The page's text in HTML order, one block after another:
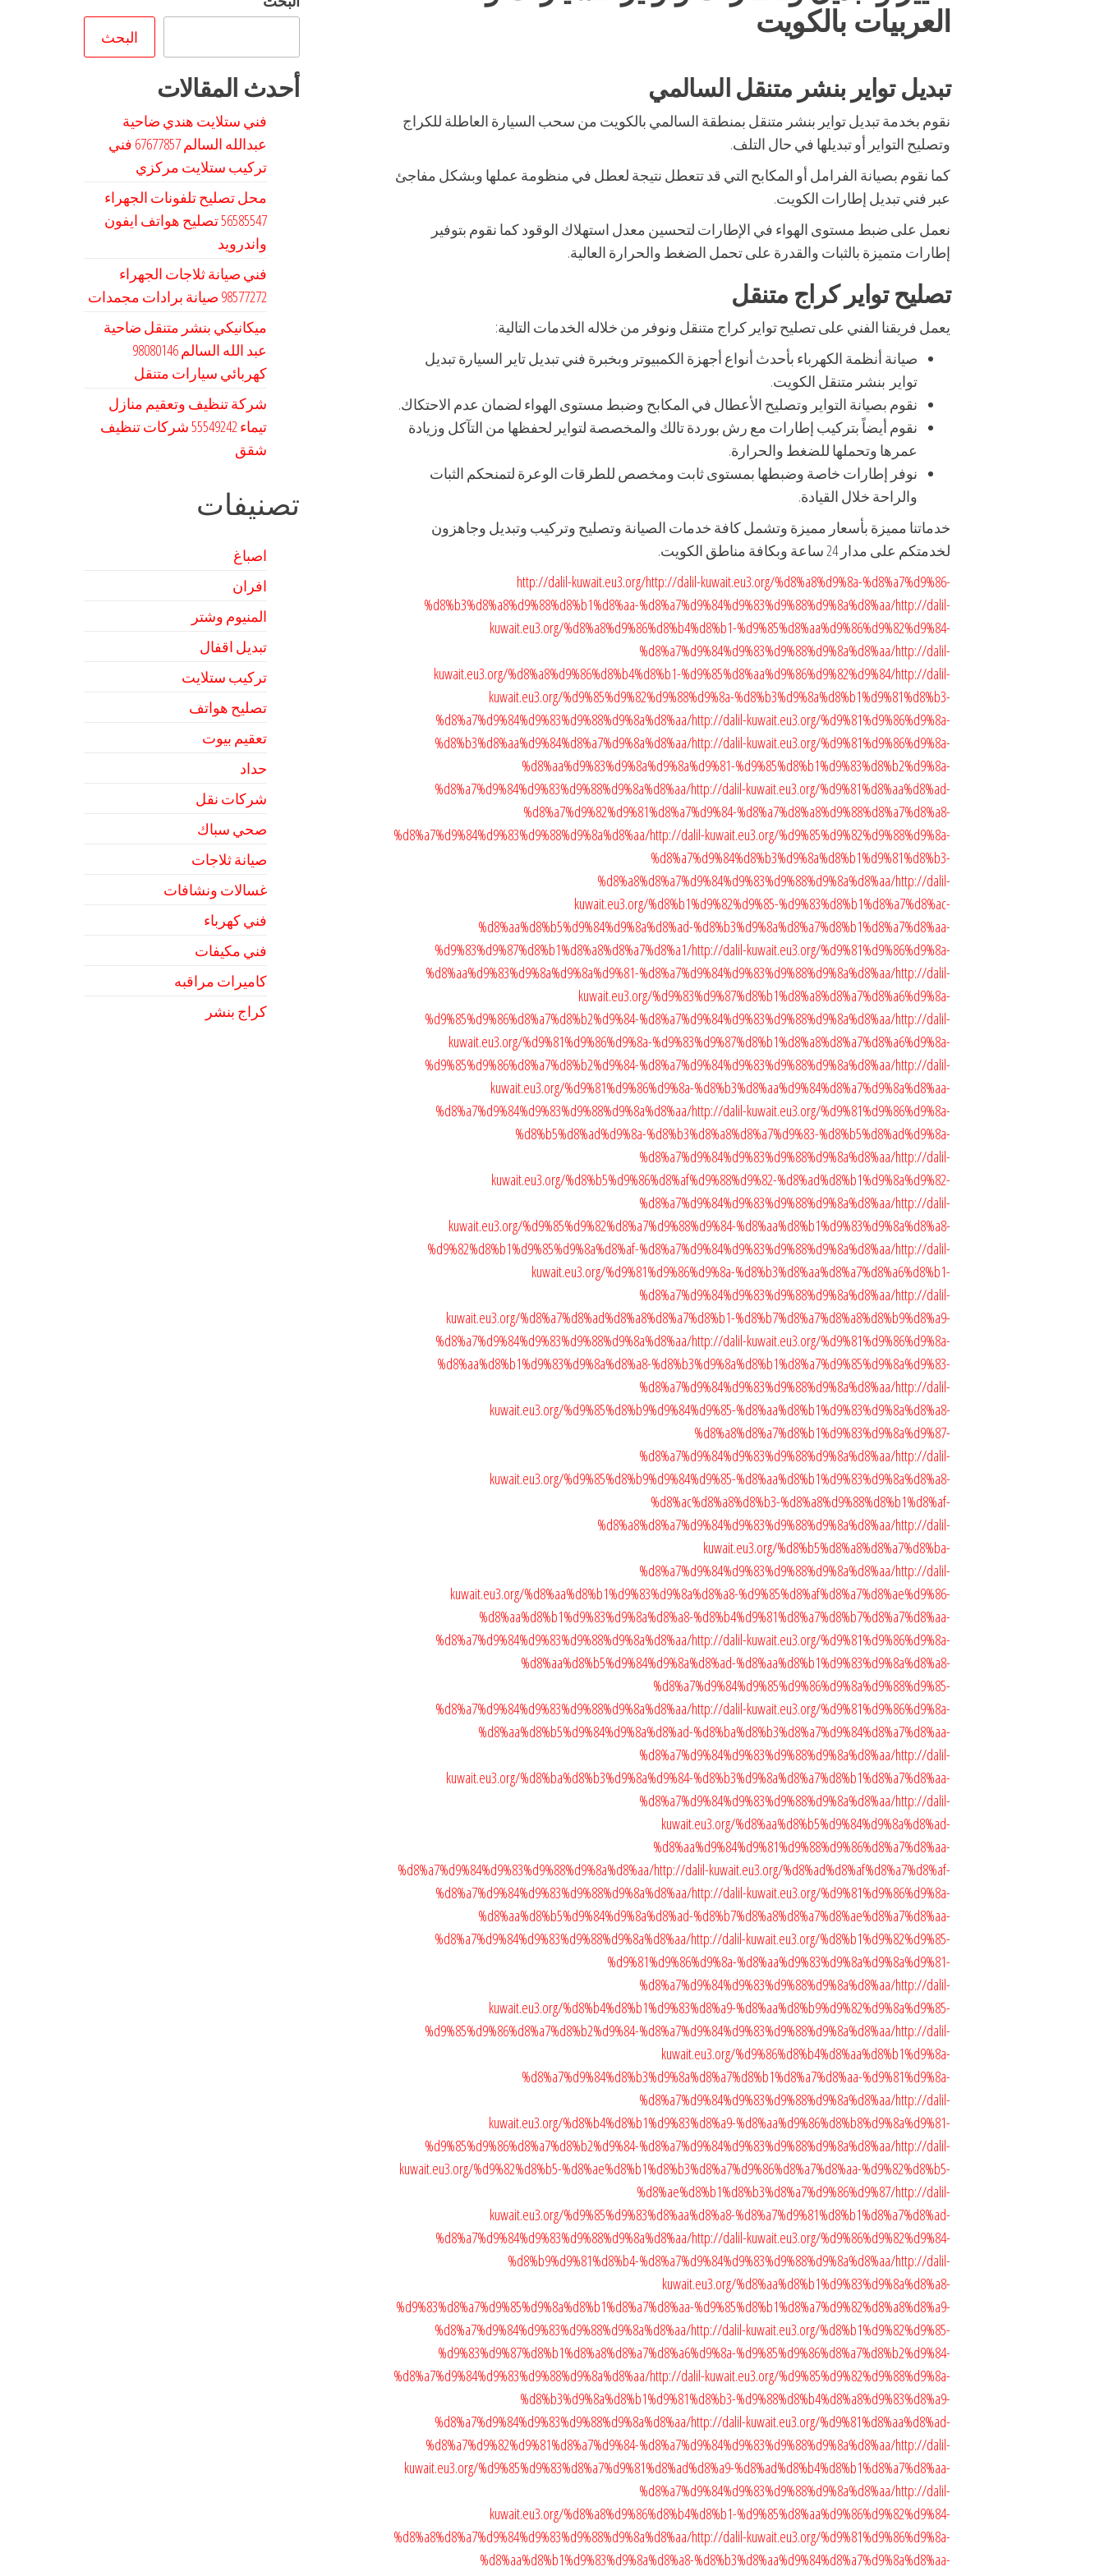
العربيات بالكويت
تبديل تواير بنشر متنقل السالمي
نقوم بخدمة تبديل تواير بنشر متنقل بمنطقة السالمي بالكويت من سحب السيارة العاطلة للكراج
وتصليح التواير أو تبديلها في حال التلف.
كما نقوم بصيانة الفرامل أو المكابح التي قد تتعطل نتيجة لعطل في منظومة عملها وبشكل مفاجئ
عبر فني تبديل إطارات الكويت.
نعمل على ضبط مستوى الهواء في الإطارات لتحسين معدل استهلاك الوقود كما نقوم بتوفير
إطارات متميزة بالثبات والقدرة على تحمل الضغط والحرارة العالية.
تصليح تواير كراج متنقل
يعمل فريقنا الفني على تصليح تواير كراج متنقل ونوفر من خلاله الخدمات التالية:
صيانة أنظمة الكهرباء بأحدث أنواع أجهزة الكمبيوتر وبخبرة فني تبديل تاير السيارة تبديل
تواير بنشر متنقل الكويت.
نقوم بصيانة التواير وتصليح الأعطال في المكابح وضبط مستوى الهواء لضمان عدم الاحتكاك.
نقوم أيضاً بتركيب إطارات مع رش بوردة تالك والمخصصة لتواير لحفظها من التآكل وزيادة
عمرها وتحملها للضغط والحرارة.
نوفر إطارات خاصة وضبطها بمستوى ثابت ومخصص للطرقات الوعرة لتمنحكم الثبات
والراحة خلال القيادة.
خدماتنا مميزة بأسعار مميزة وتشمل كافة خدمات الصيانة وتصليح وتركيب وتبديل وجاهزون
لخدمتكم على مدار 24 ساعة وبكافة مناطق الكويت.
http://dalil-kuwait.eu3.org/http://dalil-kuwait.eu3.org/%d8%a8%d9%8a-%d8%a7%d9%86-
%d8%b3%d8%a8%d9%88%d8%b1%d8%aa-%d8%a7%d9%84%d9%83%d9%88%d9%8a%d8%aa/http://dalil-
kuwait.eu3.org/%d8%a8%d9%86%d8%b4%d8%b1-%d9%85%d8%aa%d9%86%d9%82%d9%84-
%d8%a7%d9%84%d9%83%d9%88%d9%8a%d8%aa/http://dalil-
kuwait.eu3.org/%d8%a8%d9%86%d8%b4%d8%b1-%d9%85%d8%aa%d9%86%d9%82%d9%84/http://dalil-
kuwait.eu3.org/%d9%85%d9%82%d9%88%d9%8a-%d8%b3%d9%8a%d8%b1%d9%81%d8%b3-
%d8%a7%d9%84%d9%83%d9%88%d9%8a%d8%aa/http://dalil-kuwait.eu3.org/%d9%81%d9%86%d9%8a-
%d8%b3%d8%aa%d9%84%d8%a7%d9%8a%d8%aa/http://dalil-kuwait.eu3.org/%d9%81%d9%86%d9%8a-
%d8%aa%d9%83%d9%8a%d9%8a%d9%81-%d9%85%d8%b1%d9%83%d8%b2%d9%8a-
%d8%a7%d9%84%d9%83%d9%88%d9%8a%d8%aa/http://dalil-kuwait.eu3.org/%d9%81%d8%aa%d8%ad-
%d8%a7%d9%82%d9%81%d8%a7%d9%84-%d8%a7%d8%a8%d9%88%d8%a7%d8%a8-
%d8%a7%d9%84%d9%83%d9%88%d9%8a%d8%aa/http://dalil-kuwait.eu3.org/%d9%85%d9%82%d9%88%d9%8a-
%d8%a7%d9%84%d8%b3%d9%8a%d8%b1%d9%81%d8%b3-
%d8%a8%d8%a7%d9%84%d9%83%d9%88%d9%8a%d8%aa/http://dalil-
kuwait.eu3.org/%d8%b1%d9%82%d9%85-%d9%83%d8%b1%d8%a7%d8%ac-
%d8%aa%d8%b5%d9%84%d9%8a%d8%ad-%d8%b3%d9%8a%d8%a7%d8%b1%d8%a7%d8%aa-
%d9%83%d9%87%d8%b1%d8%a8%d8%a7%d8%a1/http://dalil-kuwait.eu3.org/%d9%81%d9%86%d9%8a-
%d8%aa%d9%83%d9%8a%d9%8a%d9%81-%d8%a7%d9%84%d9%83%d9%88%d9%8a%d8%aa/http://dalil-
kuwait.eu3.org/%d9%83%d9%87%d8%b1%d8%a8%d8%a7%d8%a6%d9%8a-
%d9%85%d9%86%d8%a7%d8%b2%d9%84-%d8%a7%d9%84%d9%83%d9%88%d9%8a%d8%aa/http://dalil-
kuwait.eu3.org/%d9%81%d9%86%d9%8a-%d9%83%d9%87%d8%b1%d8%a8%d8%a7%d8%a6%d9%8a-
%d9%85%d9%86%d8%a7%d8%b2%d9%84-%d8%a7%d9%84%d9%83%d9%88%d9%8a%d8%aa/http://dalil-
kuwait.eu3.org/%d9%81%d9%86%d9%8a-%d8%b3%d8%aa%d9%84%d8%a7%d9%8a%d8%aa-
%d8%a7%d9%84%d9%83%d9%88%d9%8a%d8%aa/http://dalil-kuwait.eu3.org/%d9%81%d9%86%d9%8a-
%d8%b5%d8%ad%d9%8a-%d8%b3%d8%a8%d8%a7%d9%83-%d8%b5%d8%ad%d9%8a-
%d8%a7%d9%84%d9%83%d9%88%d9%8a%d8%aa/http://dalil-
kuwait.eu3.org/%d8%b5%d9%86%d8%af%d9%88%d9%82-%d8%ad%d8%b1%d9%8a%d9%82-
%d8%a7%d9%84%d9%83%d9%88%d9%8a%d8%aa/http://dalil-
kuwait.eu3.org/%d9%85%d9%82%d8%a7%d9%88%d9%84-%d8%aa%d8%b1%d9%83%d9%8a%d8%a8-
%d9%82%d8%b1%d9%85%d9%8a%d8%af-%d8%a7%d9%84%d9%83%d9%88%d9%8a%d8%aa/http://dalil-
kuwait.eu3.org/%d9%81%d9%86%d9%8a-%d8%b3%d8%aa%d8%a7%d8%a6%d8%b1-
%d8%a7%d9%84%d9%83%d9%88%d9%8a%d8%aa/http://dalil-
kuwait.eu3.org/%d8%a7%d8%ad%d8%a8%d8%a7%d8%b1-%d8%b7%d8%a7%d8%a8%d8%b9%d8%a9-
%d8%a7%d9%84%d9%83%d9%88%d9%8a%d8%aa/http://dalil-kuwait.eu3.org/%d9%81%d9%86%d9%8a-
%d8%aa%d8%b1%d9%83%d9%8a%d8%a8-%d8%b3%d9%8a%d8%b1%d8%a7%d9%85%d9%8a%d9%83-
%d8%a7%d9%84%d9%83%d9%88%d9%8a%d8%aa/http://dalil-
kuwait.eu3.org/%d9%85%d8%b9%d9%84%d9%85-%d8%aa%d8%b1%d9%83%d9%8a%d8%a8-
%d8%a8%d8%a7%d8%b1%d9%83%d9%8a%d9%87-
%d8%a7%d9%84%d9%83%d9%88%d9%8a%d8%aa/http://dalil-
kuwait.eu3.org/%d9%85%d8%b9%d9%84%d9%85-%d8%aa%d8%b1%d9%83%d9%8a%d8%a8-
%d8%ac%d8%a8%d8%b3-%d8%a8%d9%88%d8%b1%d8%af-
%d8%a8%d8%a7%d9%84%d9%83%d9%88%d9%8a%d8%aa/http://dalil-
kuwait.eu3.org/%d8%b5%d8%a8%d8%a7%d8%ba-
%d8%a7%d9%84%d9%83%d9%88%d9%8a%d8%aa/http://dalil-
kuwait.eu3.org/%d8%aa%d8%b1%d9%83%d9%8a%d8%a8-%d9%85%d8%af%d8%a7%d8%ae%d9%86-
%d8%aa%d8%b1%d9%83%d9%8a%d8%a8-%d8%b4%d9%81%d8%a7%d8%b7%d8%a7%d8%aa-
%d8%a7%d9%84%d9%83%d9%88%d9%8a%d8%aa/http://dalil-kuwait.eu3.org/%d9%81%d9%86%d9%8a-
%d8%aa%d8%b5%d9%84%d9%8a%d8%ad-%d8%aa%d8%b1%d9%83%d9%8a%d8%a8-
%d8%a7%d9%84%d9%85%d9%86%d9%8a%d9%88%d9%85-
%d8%a7%d9%84%d9%83%d9%88%d9%8a%d8%aa/http://dalil-kuwait.eu3.org/%d9%81%d9%86%d9%8a-
%d8%aa%d8%b5%d9%84%d9%8a%d8%ad-%d8%ba%d8%b3%d8%a7%d9%84%d8%a7%d8%aa-
%d8%a7%d9%84%d9%83%d9%88%d9%8a%d8%aa/http://dalil-
kuwait.eu3.org/%d8%ba%d8%b3%d9%8a%d9%84-%d8%b3%d9%8a%d8%a7%d8%b1%d8%a7%d8%aa-
%d8%a7%d9%84%d9%83%d9%88%d9%8a%d8%aa/http://dalil-
kuwait.eu3.org/%d8%aa%d8%b5%d9%84%d9%8a%d8%ad-
%d8%aa%d9%84%d9%81%d9%88%d9%86%d8%a7%d8%aa-
%d8%a7%d9%84%d9%83%d9%88%d9%8a%d8%aa/http://dalil-kuwait.eu3.org/%d8%ad%d8%af%d8%a7%d8%af-
%d8%a7%d9%84%d9%83%d9%88%d9%8a%d8%aa/http://dalil-kuwait.eu3.org/%d9%81%d9%86%d9%8a-
%d8%aa%d8%b5%d9%84%d9%8a%d8%ad-%d8%b7%d8%a8%d8%a7%d8%ae%d8%a7%d8%aa-
%d8%a7%d9%84%d9%83%d9%88%d9%8a%d8%aa/http://dalil-kuwait.eu3.org/%d8%b1%d9%82%d9%85-
%d9%81%d9%86%d9%8a-%d8%aa%d9%83%d9%8a%d9%8a%d9%81-
%d8%a7%d9%84%d9%83%d9%88%d9%8a%d8%aa/http://dalil-
kuwait.eu3.org/%d8%b4%d8%b1%d9%83%d8%a9-%d8%aa%d8%b9%d9%82%d9%8a%d9%85-
%d9%85%d9%86%d8%a7%d8%b2%d9%84-%d8%a7%d9%84%d9%83%d9%88%d9%8a%d8%aa/http://dalil-
kuwait.eu3.org/%d9%86%d8%b4%d8%aa%d8%b1%d9%8a-
%d8%a7%d9%84%d8%b3%d9%8a%d8%a7%d8%b1%d8%a7%d8%aa-%d9%81%d9%8a-
%d8%a7%d9%84%d9%83%d9%88%d9%8a%d8%aa/http://dalil-
kuwait.eu3.org/%d8%b4%d8%b1%d9%83%d8%a9-%d8%aa%d9%86%d8%b8%d9%8a%d9%81-
%d9%85%d9%86%d8%a7%d8%b2%d9%84-%d8%a7%d9%84%d9%83%d9%88%d9%8a%d8%aa/http://dalil-
kuwait.eu3.org/%d9%82%d8%b5-%d8%ae%d8%b1%d8%b3%d8%a7%d9%86%d8%a7%d8%aa-%d9%82%d8%b5-
%d8%ae%d8%b1%d8%b3%d8%a7%d9%86%d9%87/http://dalil-
kuwait.eu3.org/%d9%85%d9%83%d8%aa%d8%a8-%d8%a7%d9%81%d8%b1%d8%a7%d8%ad-
%d8%a7%d9%84%d9%83%d9%88%d9%8a%d8%aa/http://dalil-kuwait.eu3.org/%d9%86%d9%82%d9%84-
%d8%b9%d9%81%d8%b4-%d8%a7%d9%84%d9%83%d9%88%d9%8a%d8%aa/http://dalil-
kuwait.eu3.org/%d8%aa%d8%b1%d9%83%d9%8a%d8%a8-
%d9%83%d8%a7%d9%85%d9%8a%d8%b1%d8%a7%d8%aa-%d9%85%d8%b1%d8%a7%d9%82%d8%a8%d8%a9-
%d8%a7%d9%84%d9%83%d9%88%d9%8a%d8%aa/http://dalil-kuwait.eu3.org/%d8%b1%d9%82%d9%85-
%d9%83%d9%87%d8%b1%d8%a8%d8%a7%d8%a6%d9%8a-%d9%85%d9%86%d8%a7%d8%b2%d9%84-
%d8%a7%d9%84%d9%83%d9%88%d9%8a%d8%aa/http://dalil-kuwait.eu3.org/%d9%85%d9%82%d9%88%d9%8a-
%d8%b3%d9%8a%d8%b1%d9%81%d8%b3-%d9%88%d8%b4%d8%a8%d9%83%d8%a9-
%d8%a7%d9%84%d9%83%d9%88%d9%8a%d8%aa/http://dalil-kuwait.eu3.org/%d9%81%d8%aa%d8%ad-
%d8%a7%d9%82%d9%81%d8%a7%d9%84-%d8%a7%d9%84%d9%83%d9%88%d9%8a%d8%aa/http://dalil-
kuwait.eu3.org/%d9%85%d9%83%d8%a7%d9%81%d8%ad%d8%a9-%d8%ad%d8%b4%d8%b1%d8%a7%d8%aa-
%d8%a7%d9%84%d9%83%d9%88%d9%8a%d8%aa/http://dalil-
kuwait.eu3.org/%d8%a8%d9%86%d8%b4%d8%b1-%d9%85%d8%aa%d9%86%d9%82%d9%84-
%d8%a8%d8%a7%d9%84%d9%83%d9%88%d9%8a%d8%aa/http://dalil-kuwait.eu3.org/%d9%81%d9%86%d9%8a-
%d8%aa%d8%b1%d9%83%d9%8a%d8%a8-%d8%b3%d8%aa%d9%84%d8%a7%d9%8a%d8%aa-
البحث
أحدث المقالات
فني ستلايت هندي ضاحية
عبدالله السالم 67677857 فني
تركيب ستلايت مركزي
محل تصليح تلفونات الجهراء
56585547 تصليح هواتف ايفون
واندرويد
فني صيانة ثلاجات الجهراء
98577272 صيانة برادات مجمدات
ميكانيكي بنشر متنقل ضاحية
كهربائي سيارات متنقل
شركة تنظيف وتعقيم منازل
تيماء 55549242 شركات تنظيف
شقق
تصنيفات
اصباغ
افران
المنيوم وشتر
تبديل اقفال
تركيب ستلايت
تصليح هواتف
تعقيم بيوت
حداد
شركات نقل
صحي سباك
صيانة ثلاجات
غسالات ونشافات
فني كهرباء
فني مكيفات
كاميرات مراقبه
كراج بنشر